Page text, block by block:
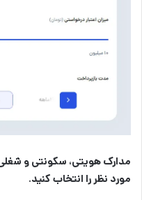
مدارک هویتی، سکونتی و شغلی
مورد نظر را انتخاب کنید.